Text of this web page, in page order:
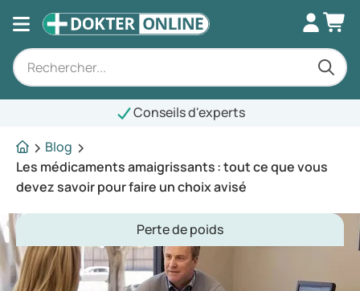
Conseils d'experts
Blog
Les médicaments amaigrissants : tout ce que vous
devez savoir pour faire un choix avisé
Perte de poids